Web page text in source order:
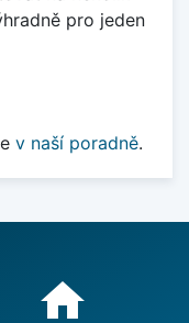
pro jeden
v naší poradně.
home